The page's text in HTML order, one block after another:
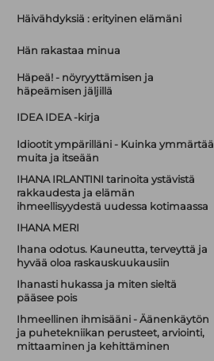
Häivähdyksiä : erityinen elämäni
Hän rakastaa minua
Häpeä! - nöyryyttämisen ja
häpeämisen jäljillä
IDEA IDEA -kirja
Idiootit ympärilläni - Kuinka ymmärtää
muita ja itseään
IHANA IRLANTINI tarinoita ystävistä
rakkaudesta ja elämän
ihmeellisyydestä uudessa kotimaassa
IHANA MERI
Ihana odotus. Kauneutta, terveyttä ja
hyvää oloa raskauskuukausiin
Ihanasti hukassa ja miten sieltä
pääsee pois
Ihmeellinen ihmisääni - Äänenkäytön
ja puhetekniikan perusteet, arviointi,
mittaaminen ja kehittäminen